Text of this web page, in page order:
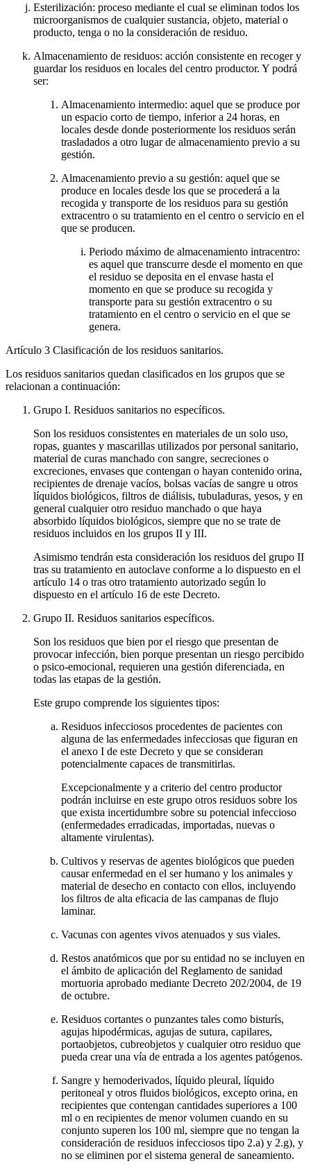
Esterilización: proceso mediante el cual se eliminan todos los
microorganismos de cualquier sustancia, objeto, material o
producto, tenga o no la consideración de residuo.
Almacenamiento de residuos: acción consistente en recoger y
guardar los residuos en locales del centro productor. Y podrá
ser:
Almacenamiento intermedio: aquel que se produce por
un espacio corto de tiempo, inferior a 24 horas, en
locales desde donde posteriormente los residuos serán
trasladados a otro lugar de almacenamiento previo a su
gestión.
Almacenamiento previo a su gestión: aquel que se
produce en locales desde los que se procederá a la
recogida y transporte de los residuos para su gestión
extracentro o su tratamiento en el centro o servicio en el
que se producen.
Periodo máximo de almacenamiento intracentro:
es aquel que transcurre desde el momento en que
el residuo se deposita en el envase hasta el
momento en que se produce su recogida y
transporte para su gestión extracentro o su
tratamiento en el centro o servicio en el que se
genera.
Artículo 3 Clasificación de los residuos sanitarios.
Los residuos sanitarios quedan clasificados en los grupos que se
relacionan a continuación:
Grupo I. Residuos sanitarios no específicos.
Son los residuos consistentes en materiales de un solo uso,
ropas, guantes y mascarillas utilizados por personal sanitario,
material de curas manchado con sangre, secreciones o
excreciones, envases que contengan o hayan contenido orina,
recipientes de drenaje vacíos, bolsas vacías de sangre u otros
líquidos biológicos, filtros de diálisis, tubuladuras, yesos, y en
general cualquier otro residuo manchado o que haya
absorbido líquidos biológicos, siempre que no se trate de
residuos incluidos en los grupos II y III.
Asimismo tendrán esta consideración los residuos del grupo II
tras su tratamiento en autoclave conforme a lo dispuesto en el
artículo 14 o tras otro tratamiento autorizado según lo
dispuesto en el artículo 16 de este Decreto.
Grupo II. Residuos sanitarios específicos.
Son los residuos que bien por el riesgo que presentan de
provocar infección, bien porque presentan un riesgo percibido
o psico-emocional, requieren una gestión diferenciada, en
todas las etapas de la gestión.
Este grupo comprende los siguientes tipos:
Residuos infecciosos procedentes de pacientes con
alguna de las enfermedades infecciosas que figuran en
el anexo I de este Decreto y que se consideran
potencialmente capaces de transmitirlas.
Excepcionalmente y a criterio del centro productor
podrán incluirse en este grupo otros residuos sobre los
que exista incertidumbre sobre su potencial infeccioso
(enfermedades erradicadas, importadas, nuevas o
altamente virulentas).
Cultivos y reservas de agentes biológicos que pueden
causar enfermedad en el ser humano y los animales y
material de desecho en contacto con ellos, incluyendo
los filtros de alta eficacia de las campanas de flujo
laminar.
Vacunas con agentes vivos atenuados y sus viales.
Restos anatómicos que por su entidad no se incluyen en
el ámbito de aplicación del Reglamento de sanidad
mortuoria aprobado mediante Decreto 202/2004, de 19
de octubre.
Residuos cortantes o punzantes tales como bisturís,
agujas hipodérmicas, agujas de sutura, capilares,
portaobjetos, cubreobjetos y cualquier otro residuo que
pueda crear una vía de entrada a los agentes patógenos.
Sangre y hemoderivados, líquido pleural, líquido
peritoneal y otros fluidos biológicos, excepto orina, en
recipientes que contengan cantidades superiores a 100
ml o en recipientes de menor volumen cuando en su
conjunto superen los 100 ml, siempre que no tengan la
consideración de residuos infecciosos tipo 2.a) y 2.g), y
no se eliminen por el sistema general de saneamiento.